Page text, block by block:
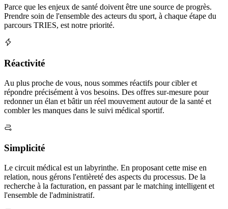
Parce que les enjeux de santé doivent être une source de progrès.
Prendre soin de l'ensemble des acteurs du sport, à chaque étape du
parcours TRIES, est notre priorité.
Réactivité
Au plus proche de vous, nous sommes réactifs pour cibler et
répondre précisément à vos besoins. Des offres sur-mesure pour
redonner un élan et bâtir un réel mouvement autour de la santé et
combler les manques dans le suivi médical sportif.
Simplicité
Le circuit médical est un labyrinthe. En proposant cette mise en
relation, nous gérons l'entièreté des aspects du processus. De la
recherche à la facturation, en passant par le matching intelligent et
l'ensemble de l'administratif.